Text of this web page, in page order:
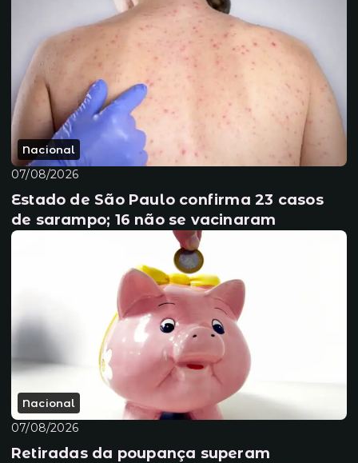
Nacional
07/08/2026
Estado de São Paulo confirma 23 casos
de sarampo; 16 não se vacinaram
Nacional
07/08/2026
Retiradas da poupança superam